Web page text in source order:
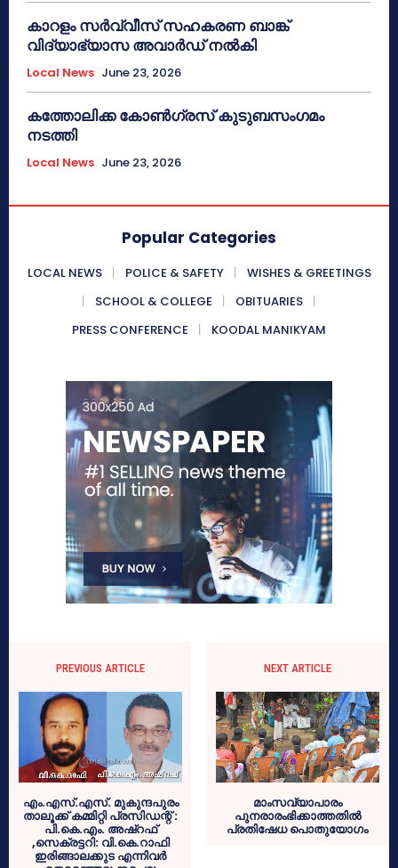
കാറളം സർവ്വീസ് സഹകരണ ബാങ്ക്
വിദ്യാഭ്യാസ അവാർഡ് നൽകി
Local News June 23, 2026
കത്തോലിക്ക കോൺഗ്രസ് കുടുബസംഗമം
നടത്തി
Local News June 23, 2026
Popular Categories
LOCAL NEWS POLICE & SAFETY
WISHES & GREETINGS
SCHOOL & COLLEGE
OBITUARIES
PRESS CONFERENCE
KOODAL MANIKYAM
PREVIOUS ARTICLE
എം.എസ്.എസ്. മുകുന്ദപുരം
താലൂക്ക് കമ്മിറ്റി പ്രസിഡന്റ് :
പി.കെ.എം. അഷ്‌റഫ്
,സെക്രട്ടറി: വി.കെ.റാഫി
ഇരിങ്ങാലക്കുട എന്നിവര്‍
NEXT ARTICLE
മാംസവ്യാപാരം
പുനരാരംഭിക്കാത്തതില്‍
പ്രതിഷേധ പൊതുയോഗം